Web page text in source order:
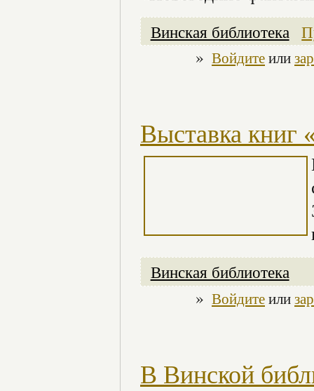
Винская библиотека
» Войдитеили
Выставка книг
Винская библиотека
» Войдитеили
В Винской